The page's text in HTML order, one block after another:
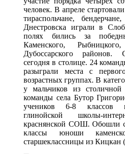
человек. В апреле
тираспольчане,
Днестровска играли в
полях бились за
Каменского,
Дубоссарского районов.
сегодня в столице. 24
разыграли места с
возрастных группах. В
у мальчиков из
команды села Бутор
учеников 6-8 классов
глинойской школы-
краснянской СОШ. Обошли
классы юноши
старшеклассницы из